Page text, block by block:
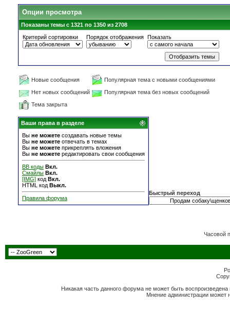
Опции просмотра
Показаны темы с 1321 по 1350 из 2708
Критерий сортировки
Порядок отображения Показать
Новые сообщения
Популярная тема с новыми сообщениями
Нет новых сообщений
Популярная тема без новых сообщений
Тема закрыта
Ваши права в разделе
Вы не можете создавать новые темы
Вы не можете отвечать в темах
Вы не можете прикреплять вложения
Вы не можете редактировать свои сообщения
BB коды Вкл.
Смайлы Вкл.
[IMG] код Вкл.
HTML код Выкл.
Правила форума
Быстрый переход
Часовой
Никакая часть данного форума не может быть
Мнение администрации может